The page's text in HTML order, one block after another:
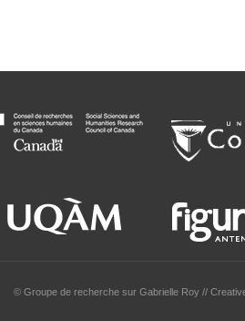
© Groupe de recherche sur Gabrielle Roy //